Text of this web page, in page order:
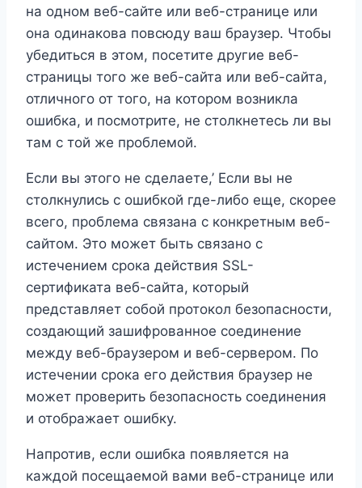
на одном веб-сайте или веб-странице или
она одинакова повсюду ваш браузер. Чтобы
убедиться в этом, посетите другие веб-
страницы того же веб-сайта или веб-сайта,
отличного от того, на котором возникла
ошибка, и посмотрите, не столкнетесь ли вы
там с той же проблемой.
Если вы этого не сделаете,’ Если вы не
столкнулись с ошибкой где-либо еще, скорее
всего, проблема связана с конкретным веб-
сайтом. Это может быть связано с
истечением срока действия SSL-
сертификата веб-сайта, который
представляет собой протокол безопасности,
создающий зашифрованное соединение
между веб-браузером и веб-сервером. По
истечении срока его действия браузер не
может проверить безопасность соединения
и отображает ошибку.
Напротив, если ошибка появляется на
каждой посещаемой вами веб-странице или